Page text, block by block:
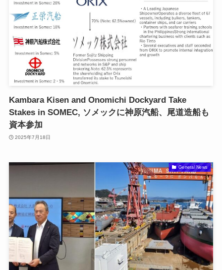
Kambara Kisen and Onomichi Dockyard Take
Stakes in SOMEC, ソメックに神原汽船、尾道造船も
資本参加
2025年7月18日
General News